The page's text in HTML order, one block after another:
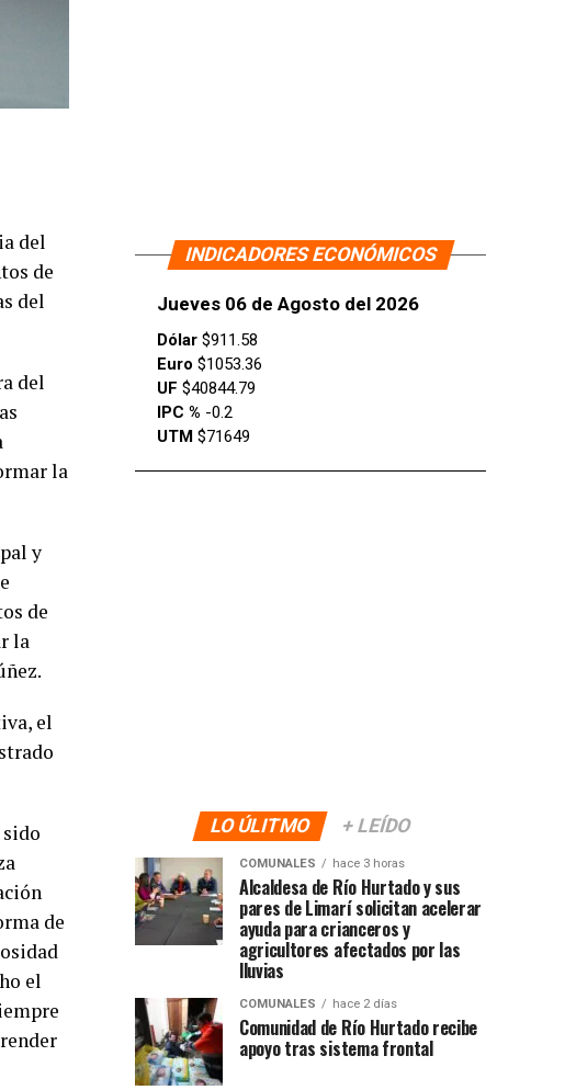
del
de
del
del
la
y
de
la
el
de
el
INDICADORES ECONÓMICOS
Jueves 06 de Agosto del 2026
Dólar $911.58
Euro $1053.36
UF $40844.79
IPC % -0.2
UTM $71649
LO ÚLITMO + LEÍDO
COMUNALES hace 3 horas
Alcaldesa de Río Hurtado y sus
pares de Limarí solicitan acelerar
ayuda para crianceros y
agricultores afectados por las
lluvias
COMUNALES hace 2 días
Comunidad de Río Hurtado recibe
apoyo tras sistema frontal